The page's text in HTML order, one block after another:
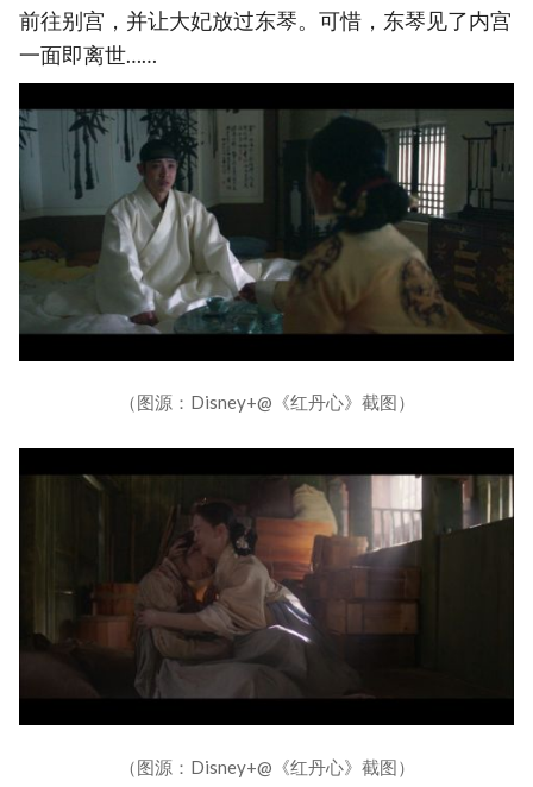
前往别宫，并让大妃放过东琴。可惜，东琴见了内宫
一面即离世……
（图源：Disney+@《红丹心》截图）
（图源：Disney+@《红丹心》截图）